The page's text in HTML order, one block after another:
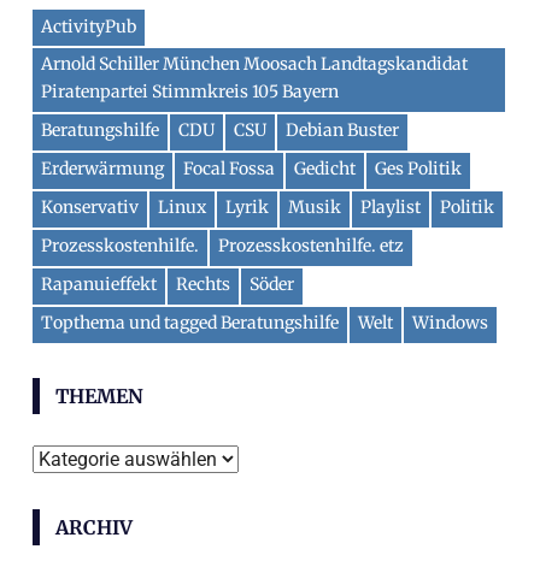
ActivityPub
Arnold Schiller München Moosach Landtagskandidat
Piratenpartei Stimmkreis 105 Bayern
Beratungshilfe
CDU CSU
Debian Buster
Erderwärmung
Focal Fossa Gedicht
Ges Politik
Konservativ
Linux Lyrik Musik Playlist
Politik
Prozesskostenhilfe.
Prozesskostenhilfe. etz
Rapanuieffekt
Rechts
Söder
Topthema und tagged Beratungshilfe
Welt Windows
THEMEN
Themen
ARCHIV